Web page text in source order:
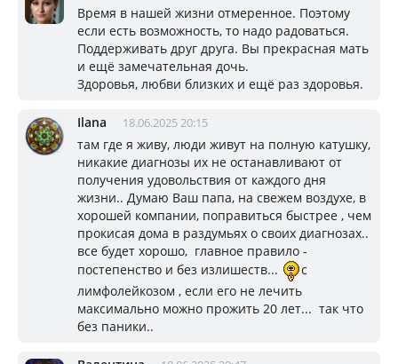
Время в нашей жизни отмеренное. Поэтому
если есть возможность, то надо радоваться.
Поддерживать друг друга. Вы прекрасная мать
и ещё замечательная дочь.
Здоровья, любви близких и ещё раз здоровья.
Ilana 18.06.2025 20:15
там где я живу, люди живут на полную катушку,
никакие диагнозы их не останавливают от
получения удовольствия от каждого дня
жизни.. Думаю Ваш папа, на свежем воздухе, в
хорошей компании, поправиться быстрее , чем
прокисая дома в раздумьях о своих диагнозах..
все будет хорошо, главное правило -
постепенство и без излишеств...
с
лимфолейкозом , если его не лечить
максимально можно прожить 20 лет... так что
без паники..